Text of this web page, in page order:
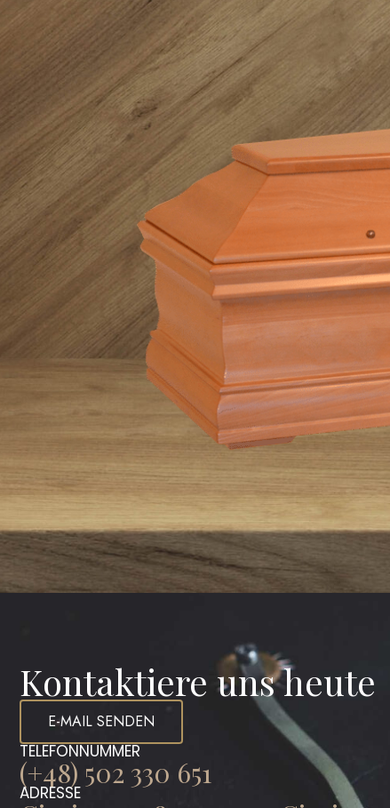
Kontaktiere uns heute
E-MAIL SENDEN
TELEFONNUMMER
(+48) 502 330 651
ADRESSE